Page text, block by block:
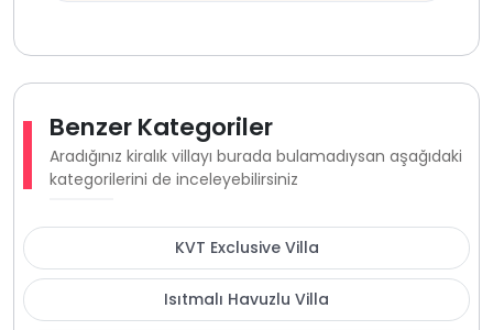
Benzer Kategoriler
Aradığınız kiralık villayı burada bulamadıysan aşağıdaki
kategorilerini de inceleyebilirsiniz
KVT Exclusive Villa
Isıtmalı Havuzlu Villa